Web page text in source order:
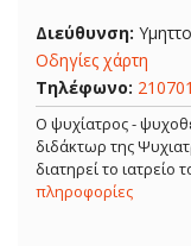
Διεύθυνση:
Οδηγίες χάρτη
Τηλέφωνο:
Ο ψυχίατρος -
διδάκτωρ της
διατηρεί το ιατρείο
πληροφορίες